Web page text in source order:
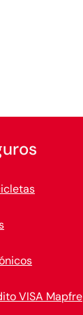
VISA Mapfre